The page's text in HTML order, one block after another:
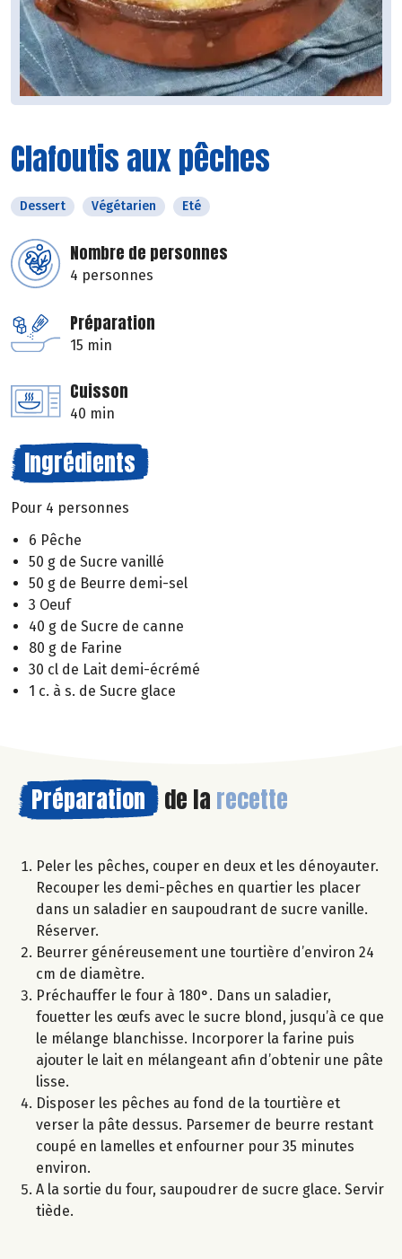
Clafoutis aux pêches
Dessert Végétarien Eté
Nombre de personnes
4 personnes
Préparation
15 min
Cuisson
40 min
Ingrédients
Pour 4 personnes
6 Pêche
50 g de Sucre vanillé
50 g de Beurre demi-sel
3 Oeuf
40 g de Sucre de canne
80 g de Farine
30 cl de Lait demi-écrémé
1 c. à s. de Sucre glace
Préparation de la recette
Peler les pêches, couper en deux et les dénoyauter.
Recouper les demi-pêches en quartier les placer
dans un saladier en saupoudrant de sucre vanille.
Réserver.
Beurrer généreusement une tourtière d’environ 24
cm de diamètre.
Préchauffer le four à 180°. Dans un saladier,
fouetter les œufs avec le sucre blond, jusqu’à ce que
le mélange blanchisse. Incorporer la farine puis
ajouter le lait en mélangeant afin d’obtenir une pâte
lisse.
Disposer les pêches au fond de la tourtière et
verser la pâte dessus. Parsemer de beurre restant
coupé en lamelles et enfourner pour 35 minutes
environ.
A la sortie du four, saupoudrer de sucre glace. Servir
tiède.